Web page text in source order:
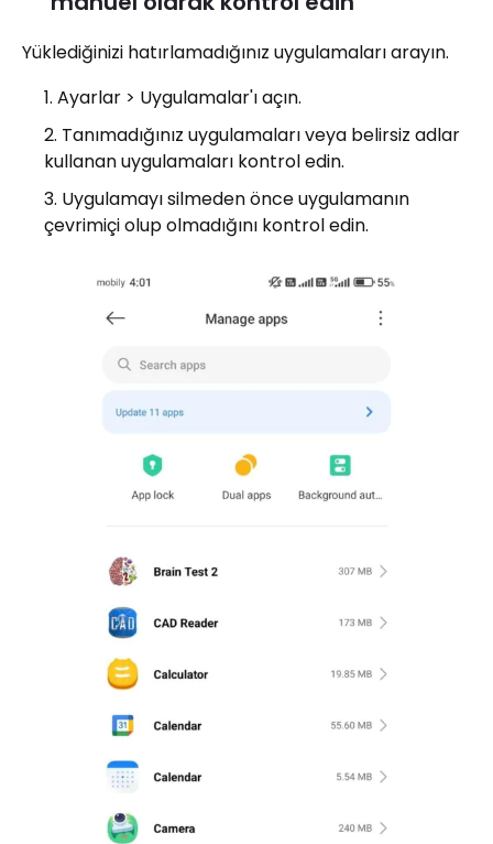
Yüklediğinizi hatırlamadığınız uygulamaları arayın.
Ayarlar > Uygulamalar'ı açın.
Tanımadığınız uygulamaları veya belirsiz adlar
kullanan uygulamaları kontrol edin.
Uygulamayı silmeden önce uygulamanın
çevrimiçi olup olmadığını kontrol edin.